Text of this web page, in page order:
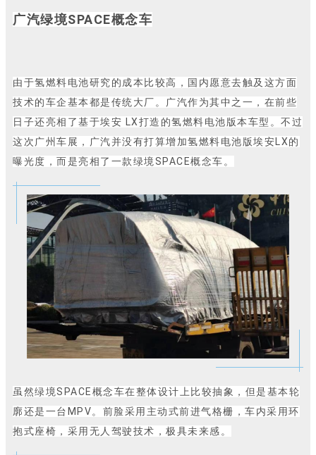
广汽绿境SPACE概念车
由于氢燃料电池研究的成本比较高，国内愿意去触及这方面
技术的车企基本都是传统大厂。广汽作为其中之一，在前些
日子还亮相了基于埃安 LX打造的氢燃料电池版本车型。不过
这次广州车展，广汽并没有打算增加氢燃料电池版埃安LX的
曝光度，而是亮相了一款绿境SPACE概念车。
虽然绿境SPACE概念车在整体设计上比较抽象，但是基本轮
廓还是一台MPV。前脸采用主动式前进气格栅，车内采用环
抱式座椅，采用无人驾驶技术，极具未来感。